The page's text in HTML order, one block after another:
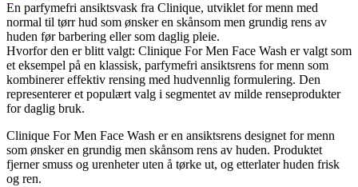
En parfymefri ansiktsvask fra Clinique, utviklet for menn med
normal til tørr hud som ønsker en skånsom men grundig rens av
huden før barbering eller som daglig pleie.
Hvorfor den er blitt valgt: Clinique For Men Face Wash er valgt som
et eksempel på en klassisk, parfymefri ansiktsrens for menn som
kombinerer effektiv rensing med hudvennlig formulering. Den
representerer et populært valg i segmentet av milde renseprodukter
for daglig bruk.
Clinique For Men Face Wash er en ansiktsrens designet for menn
som ønsker en grundig men skånsom rens av huden. Produktet
fjerner smuss og urenheter uten å tørke ut, og etterlater huden frisk
og ren.